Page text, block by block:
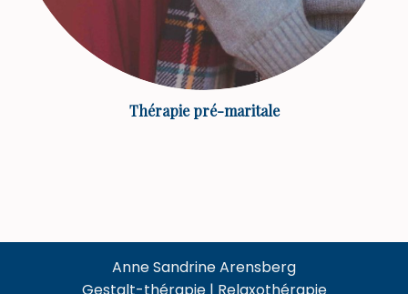
Thérapie pré-maritale
Anne Sandrine Arensberg
Gestalt-thérapie | Relaxothérapie